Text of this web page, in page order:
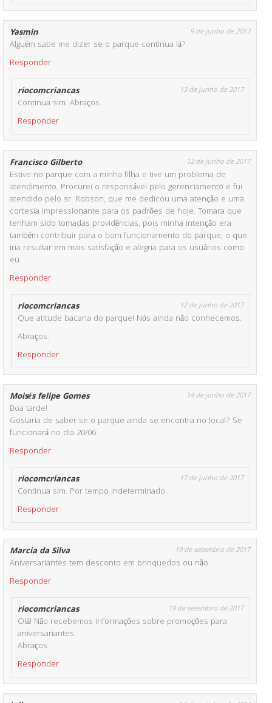
Yasmin 9 de junho de 2017
Alguém sabe me dizer se o parque continua lá?
Responder
riocomcriancas 13 de junho de 2017
Continua sim. Abraços.
Responder
Francisco Gilberto 12 de junho de 2017
Estive no parque com a minha filha e tive um problema de
atendimento. Procurei o responsável pelo gerenciamento e fui
atendido pelo sr. Robson, que me dedicou uma atenção e uma
cortesia impressionante para os padrões de hoje. Tomara que
tenham sido tomadas providências, pois minha intenção era
também contribuir para o bom funcionamento do parque, o que
iria resultar em mais satisfação e alegria para os usuários como
eu.
Responder
riocomcriancas 12 de junho de 2017
Que atitude bacana do parque! Nós ainda não conhecemos.
Abraços.
Responder
Moisés felipe Gomes 14 de junho de 2017
Boa tarde!
Gostaria de saber se o parque ainda se encontra no local? Se
funcionará no dia 20/06
Responder
riocomcriancas 17 de junho de 2017
Continua sim. Por tempo indeterminado.
Responder
Marcia da Silva 19 de setembro de 2017
Aniversariantes tem desconto em brinquedos ou não
Responder
riocomcriancas 19 de setembro de 2017
Olá! Não recebemos informações sobre promoções para
aniversariantes.
Abraços.
Responder